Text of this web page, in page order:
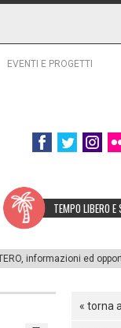
EVENTI E PROGETTI
TEMPO LIBERO E
informazioni ed
« torna